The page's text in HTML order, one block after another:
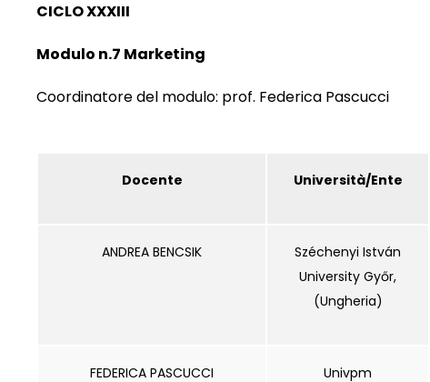
CICLO XXXIII
Modulo n.7 Marketing
Coordinatore del modulo: prof. Federica Pascucci
Docente Università/Ente
ANDREA BENCSIK
Széchenyi István
University Győr,
(Ungheria)
FEDERICA PASCUCCI Univpm